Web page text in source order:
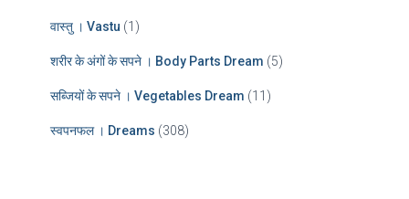
वास्तु । Vastu (1)
शरीर के अंगों के सपने । Body Parts Dream (5)
सब्जियों के सपने । Vegetables Dream (11)
स्वपनफल । Dreams (308)